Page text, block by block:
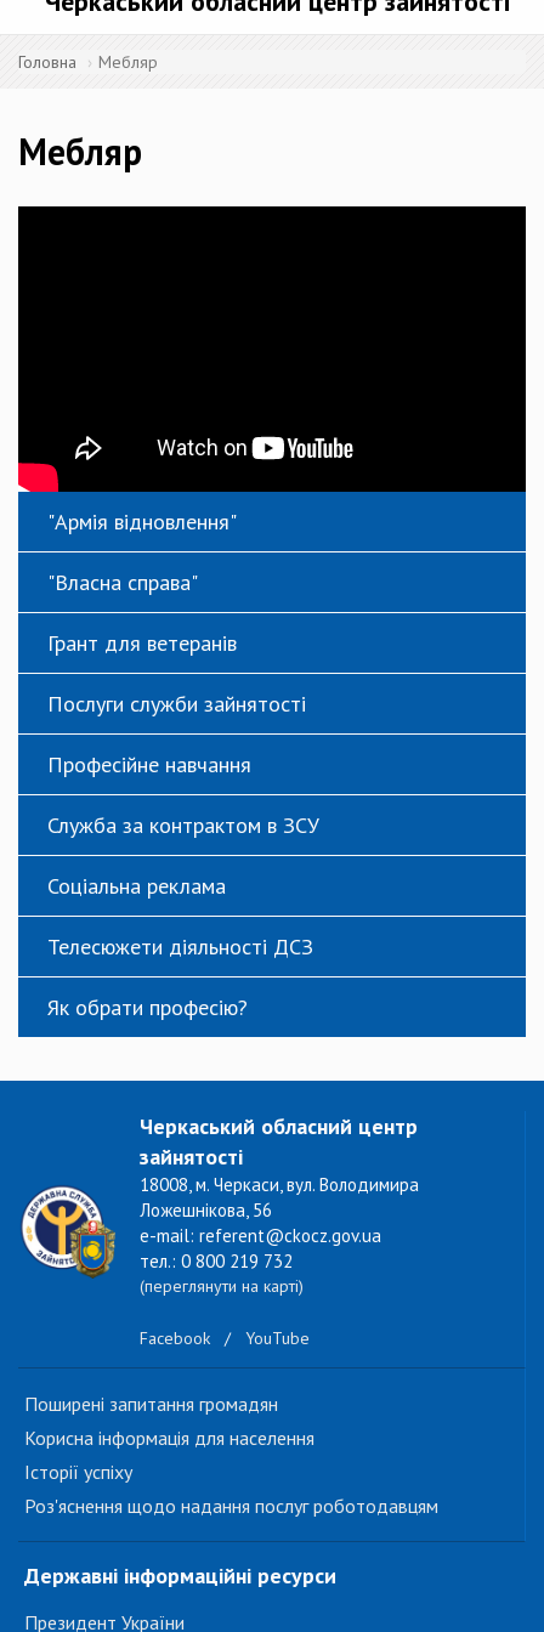
Головна Мебляр
Мебляр
"Армія відновлення"
"Власна справа"
Грант для ветеранів
Послуги служби зайнятості
Професійне навчання
Служба за контрактом в ЗСУ
Соціальна реклама
Телесюжети діяльності ДСЗ
Як обрати професію?
Черкаський обласний центр
зайнятості
18008, м. Черкаси, вул. Володимира
Ложешнікова, 56
e-mail: referent@ckocz.gov.ua
тел.: 0 800 219 732
(переглянути на карті)
Facebook / YouTube
Поширені запитання громадян
Корисна інформація для населення
Історії успіху
Роз'яснення щодо надання послуг роботодавцям
Державні інформаційні ресурси
Президент України